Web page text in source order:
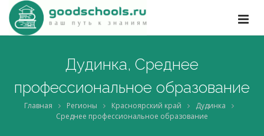
Дудинка, Среднее
профессиональное образование
Главная Регионы Красноярский край
Дудинка
Среднее профессиональное образование